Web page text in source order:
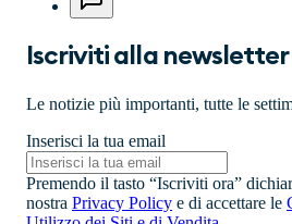
Iscriviti alla newsletter
Le notizie più importanti, tutte le
Inserisci la tua email
Premendo il tasto “Iscriviti ora”
nostra Privacy Policy e di accettare le